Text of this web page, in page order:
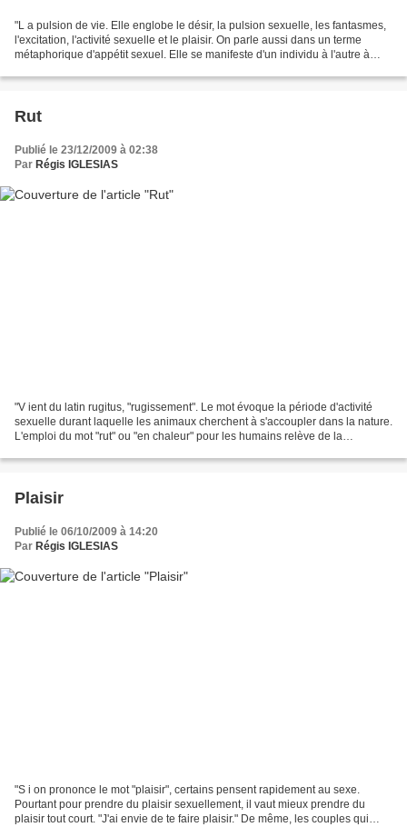
"L a pulsion de vie. Elle englobe le désir, la pulsion sexuelle, les fantasmes,
l'excitation, l'activité sexuelle et le plaisir. On parle aussi dans un terme
métaphorique d'appétit sexuel. Elle se manifeste d'un individu à l'autre à
Rut
Publié le 23/12/2009 à 02:38
Par Régis IGLESIAS
"V ient du latin rugitus, "rugissement". Le mot évoque la période d'activité
sexuelle durant laquelle les animaux cherchent à s'accoupler dans la nature.
L'emploi du mot "rut" ou "en chaleur" pour les humains relève de la
Plaisir
Publié le 06/10/2009 à 14:20
Par Régis IGLESIAS
"S i on prononce le mot "plaisir", certains pensent rapidement au sexe.
Pourtant pour prendre du plaisir sexuellement, il vaut mieux prendre du
plaisir tout court. "J'ai envie de te faire plaisir." De même, les couples qui